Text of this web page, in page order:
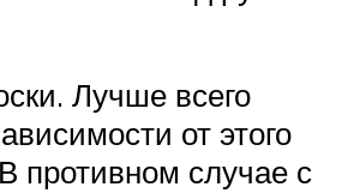
Лучше всего
от этого
противном случае с